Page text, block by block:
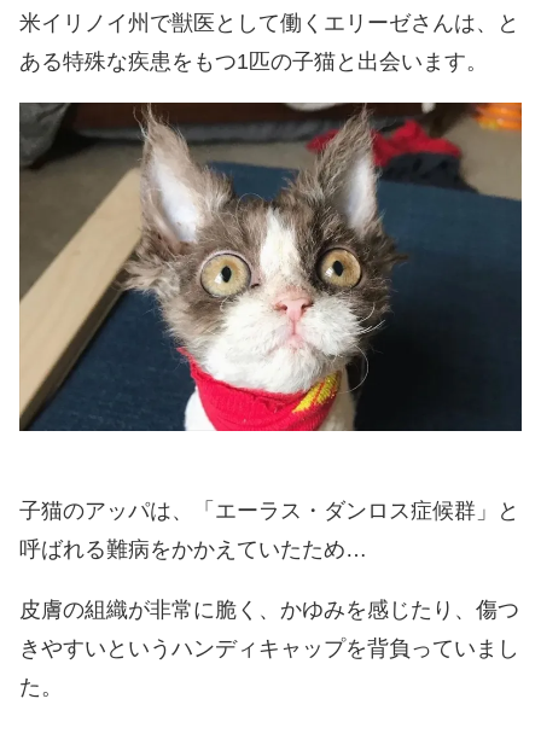
米イリノイ州で獣医として働くエリーゼさんは、と
ある特殊な疾患をもつ1匹の子猫と出会います。
子猫のアッパは、「エーラス・ダンロス症候群」と
呼ばれる難病をかかえていたため…
皮膚の組織が非常に脆く、かゆみを感じたり、傷つ
きやすいというハンディキャップを背負っていまし
た。